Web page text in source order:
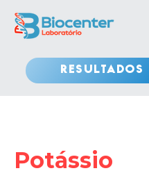
RESULTADOS
Potássio